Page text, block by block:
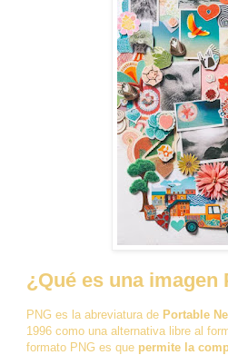
¿Qué es una imagen
PNG es la abreviatura de Portable
1996 como una alternativa libre al
formato PNG es que permite la